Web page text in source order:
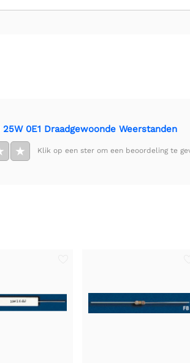
25W 0E1 Draadgewoonde Weerstanden
★ Klik op een ster om een beoordeling te